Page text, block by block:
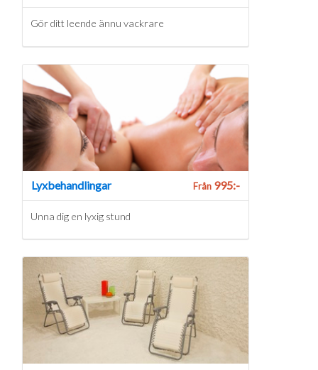
Gör ditt leende ännu vackrare
Lyxbehandlingar Från995:-
Unna dig en lyxig stund